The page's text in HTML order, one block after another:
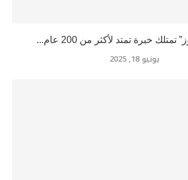
خبرة تمتد لأكثر من 200 عام...
يونيو 18, 2025